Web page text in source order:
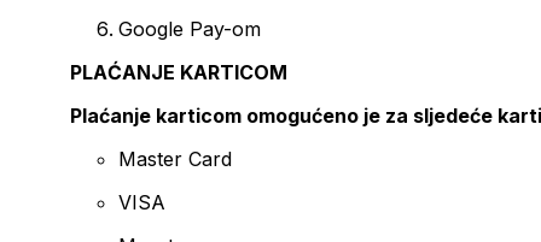
Google Pay-om
PLAĆANJE KARTICOM
Plaćanje karticom omogućeno je za sljedeće
Master Card
VISA